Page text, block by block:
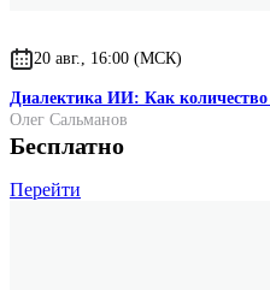
20 авг., 16:00 (МСК)
Диалектика ИИ: Как количество
Олег Сальманов
Бесплатно
Перейти